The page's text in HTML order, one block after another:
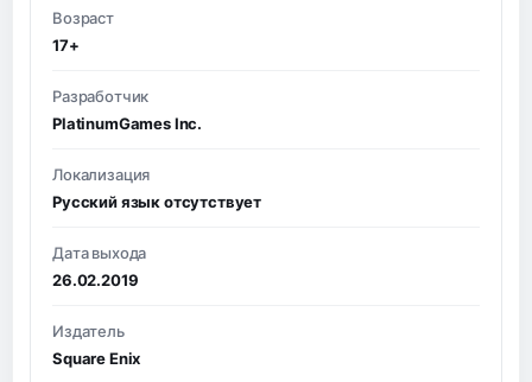
Возраст
17+
Разработчик
PlatinumGames Inc.
Локализация
Русский язык отсутствует
Дата выхода
26.02.2019
Издатель
Square Enix